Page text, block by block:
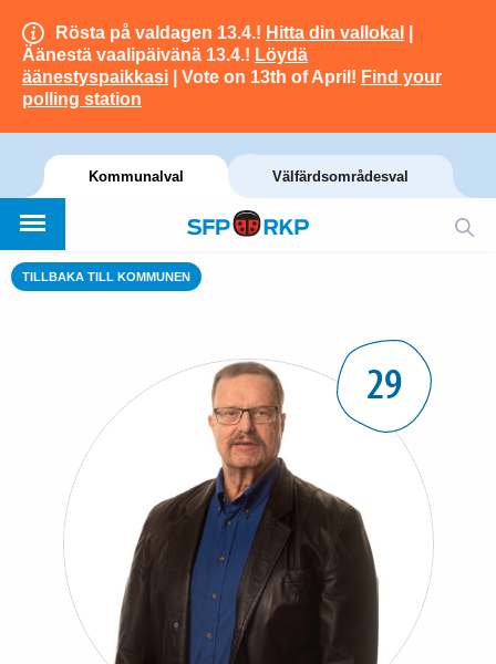
Rösta på valdagen 13.4.! Hitta din vallokal
Äänestä vaalipäivänä 13.4.! Löydä
äänestyspaikkasi | Vote on 13th of April! Find your
polling station
Kommunalval Välfärdsområdesval
TILLBAKA TILL KOMMUNEN
29